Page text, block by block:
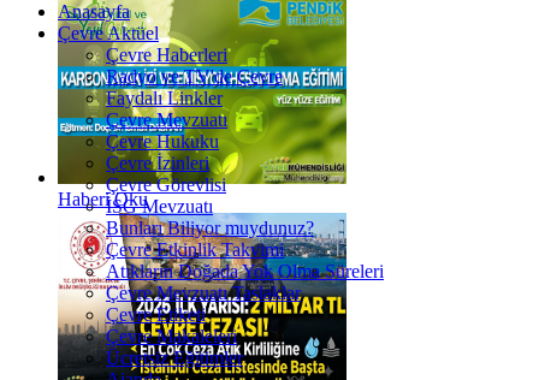
Haberi Oku
Anasayfa
Çevre Aktüel
Çevre Haberleri
Radyo ve TV'de Çevre
Faydalı Linkler
Çevre Mevzuatı
Çevre Hukuku
Çevre İzinleri
Çevre Görevlisi
İSG Mevzuatı
Bunları Biliyor muydunuz?
Çevre Etkinlik Takvimi
Atıkların Doğada Yok Olma Süreleri
Çevre Mevzuatı Taslaklar
Çevre Etiketi
Çevre Makaleleri
Ücretsiz Eğitimler